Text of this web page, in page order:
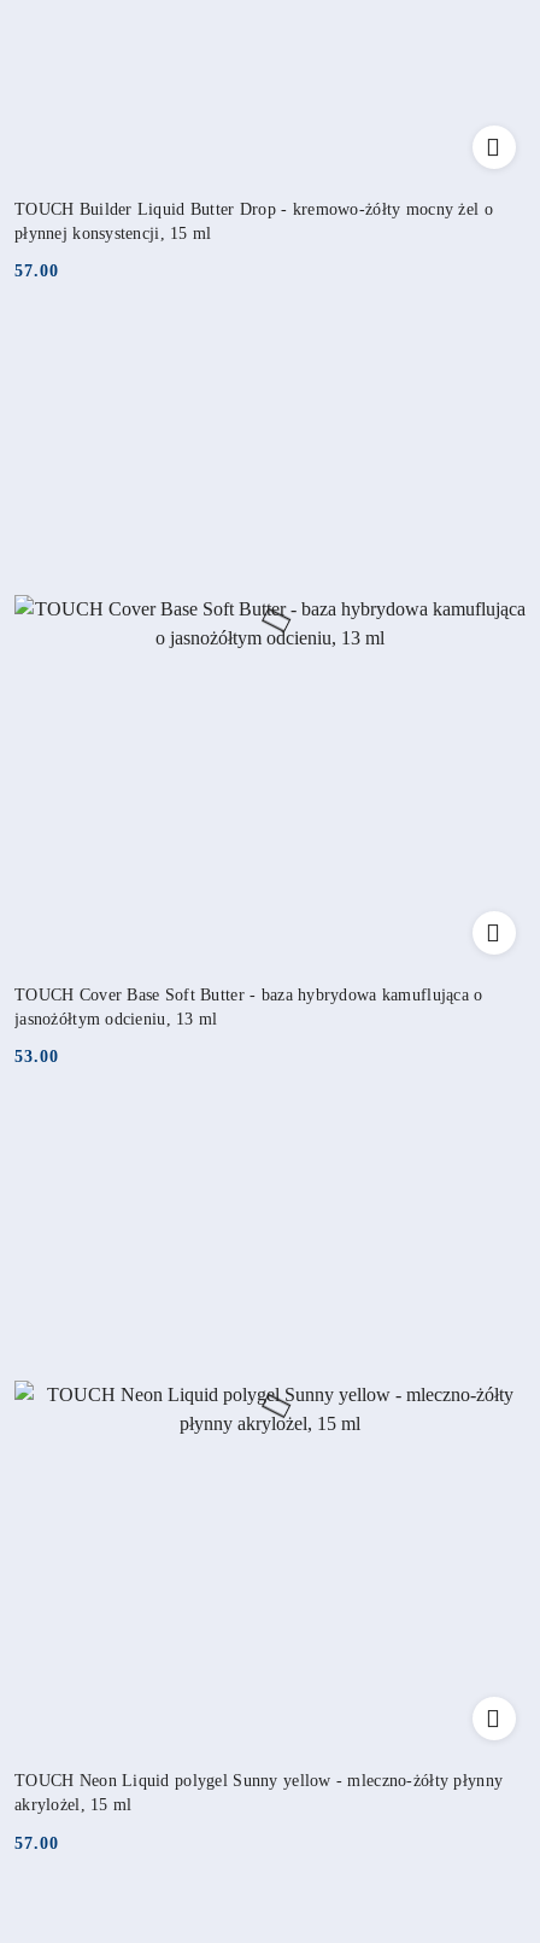
TOUCH Builder Liquid Butter Drop - kremowo-żółty mocny żel o
płynnej konsystencji, 15 ml
Cena:
57.00
TOUCH Cover Base Soft Butter - baza hybrydowa kamuflująca o
jasnożółtym odcieniu, 13 ml
Cena:
53.00
TOUCH Neon Liquid polygel Sunny yellow - mleczno-żółty płynny
akrylożel, 15 ml
Cena:
57.00